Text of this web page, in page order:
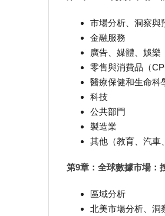
市場分析、洞察與
金融服務
廣告、媒體、娛樂
零售與消費品（
醫療保健和生命科
科技
公共部門
製造業
其他（教育、汽車
第9章：全球數據市場：
區域分析
北美市場分析、洞